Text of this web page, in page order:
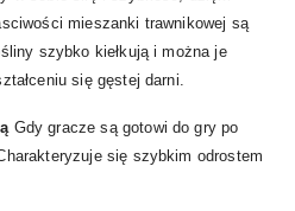
mieszanki trawnikowej są
szybko kiełkują i można je
się gęstej darni.
Gdy gracze są gotowi do gry po
się szybkim odrostem